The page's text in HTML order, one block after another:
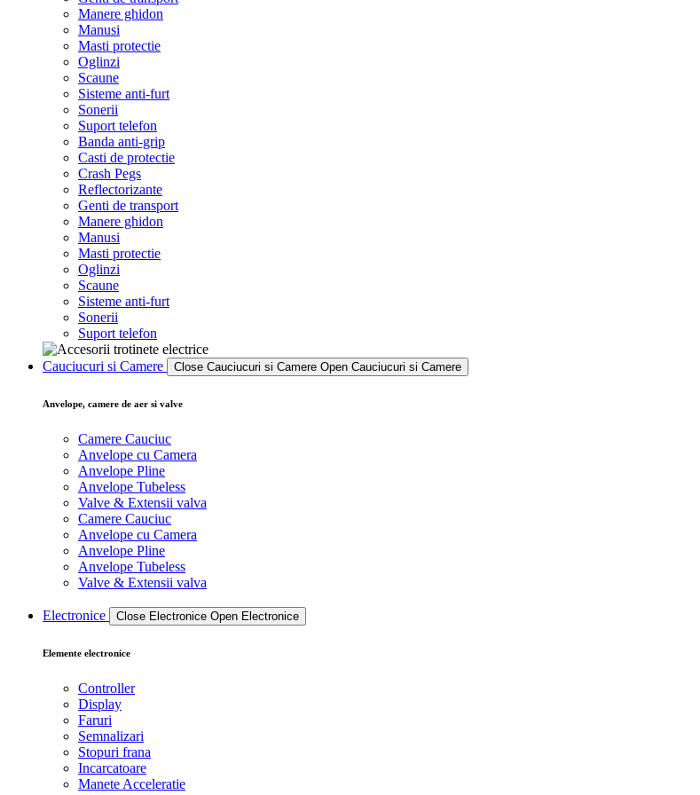
Manere ghidon
Manusi
Masti protectie
Oglinzi
Scaune
Sisteme anti-furt
Sonerii
Suport telefon
Banda anti-grip
Casti de protectie
Crash Pegs
Reflectorizante
Genti de transport
Manere ghidon
Manusi
Masti protectie
Oglinzi
Scaune
Sisteme anti-furt
Sonerii
Suport telefon
Cauciucuri si Camere Close Cauciucuri si Camere Open Cauciucuri si Camere
Anvelope, camere de aer si valve
Camere Cauciuc
Anvelope cu Camera
Anvelope Pline
Anvelope Tubeless
Valve & Extensii valva
Camere Cauciuc
Anvelope cu Camera
Anvelope Pline
Anvelope Tubeless
Valve & Extensii valva
Electronice Close Electronice Open Electronice
Elemente electronice
Controller
Display
Faruri
Semnalizari
Stopuri frana
Incarcatoare
Manete Acceleratie